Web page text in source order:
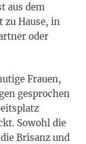
aus dem
zu Hause, in
oder
Frauen,
gesprochen
Sowohl die
Brisanz und